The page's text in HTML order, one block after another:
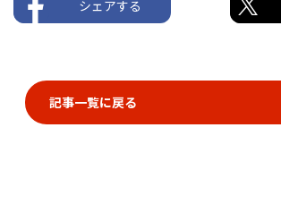
シェアする
記事一覧に戻る